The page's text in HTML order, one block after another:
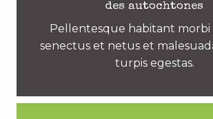
des autochtones
Pellentesque habitant
senectus et netus et
turpis egestas.